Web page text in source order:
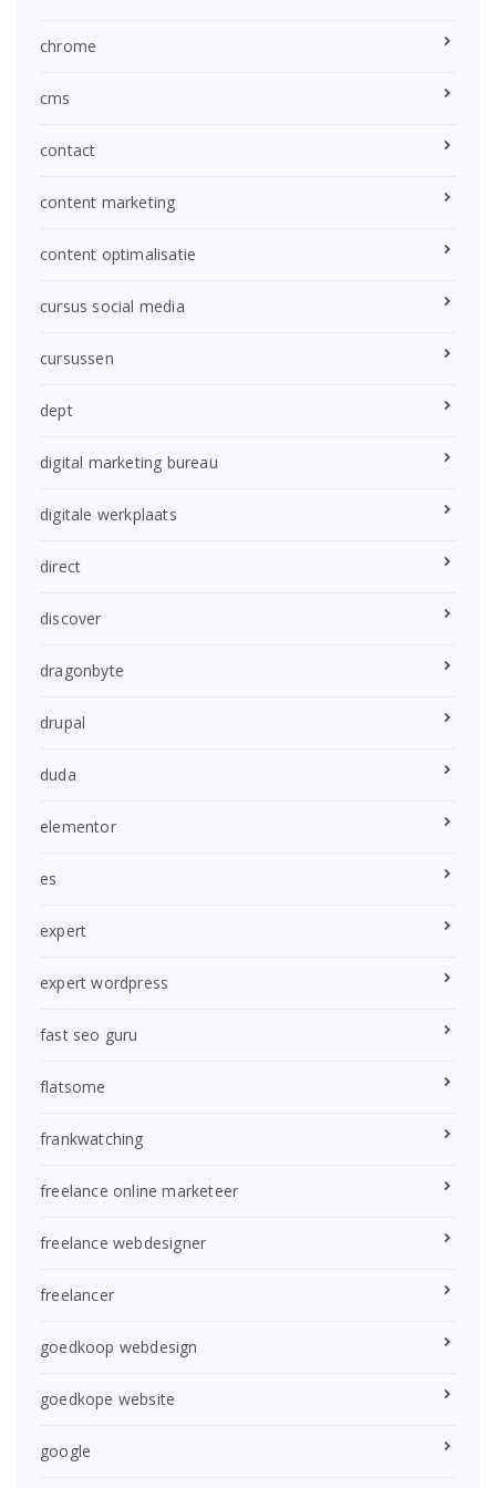
chrome
cms
contact
content marketing
content optimalisatie
cursus social media
cursussen
dept
digital marketing bureau
digitale werkplaats
direct
discover
dragonbyte
drupal
duda
elementor
es
expert
expert wordpress
fast seo guru
flatsome
frankwatching
freelance online marketeer
freelance webdesigner
freelancer
goedkoop webdesign
goedkope website
google